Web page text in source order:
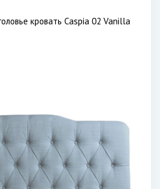
кровать Caspia 02 Vanilla